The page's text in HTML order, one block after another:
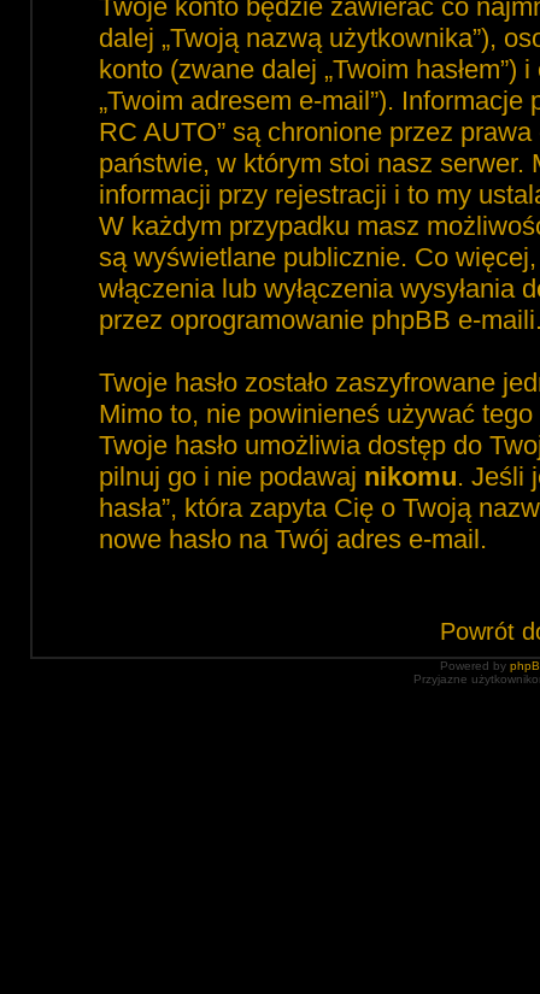
Twoje konto będzie zawierać co
dalej „Twoją nazwą użytkownika”),
konto (zwane dalej „Twoim
„Twoim adresem e-mail”).
RC AUTO” są chronione przez
państwie, w którym stoi nasz
informacji przy rejestracji i to my
W każdym przypadku masz
są wyświetlane publicznie. Co
włączenia lub wyłączenia
przez oprogramowanie phpBB e-
Twoje hasło zostało zaszyfrowane
Mimo to, nie powinieneś używać
Twoje hasło umożliwia dostęp do
pilnuj go i nie podawaj nikomu. Jeśli
hasła”, która zapyta Cię o Twoją
nowe hasło na Twój adres e-mail.
Powrót
Powered by
Przyjazne